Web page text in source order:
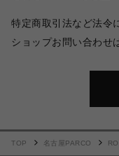
特定商取引法など法令
ショップお問い合わせ
TOP 名古屋PARCO